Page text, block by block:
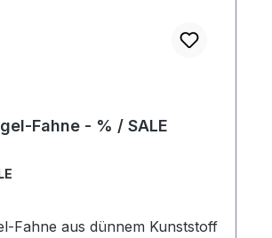
Fahne - % / SALE
Fahne aus dünnem Kunststoff